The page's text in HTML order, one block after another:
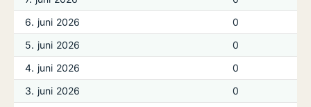
6. juni 2026
0
5. juni 2026
0
4. juni 2026
0
3. juni 2026
0